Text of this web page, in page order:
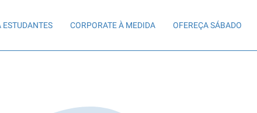
ESTUDANTES CORPORATE À MEDIDA OFEREÇA SÁBADO